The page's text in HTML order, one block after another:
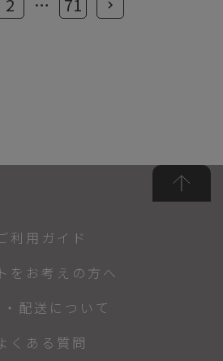
利用ガイド
をお考えの方へ
配送について
くある質問